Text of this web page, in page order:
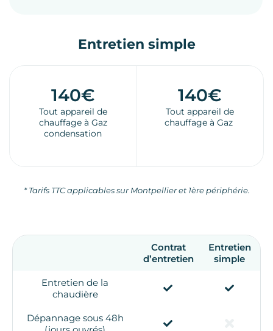
Entretien simple
140€
Tout appareil de
chauffage à Gaz
condensation
140€
Tout appareil de
chauffage à Gaz
* Tarifs TTC applicables sur Montpellier et 1ère périphérie.
Contrat
d’entretien
Entretien
simple
Entretien de la
chaudière
Dépannage sous 48h